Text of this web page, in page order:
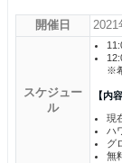
開催日 2021
スケジュー
ル
※
【内容
現
ハ
グ
無